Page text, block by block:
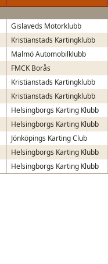
Gislaveds Motorklubb
Kristianstads Kartingklubb
Malmö Automobilklubb
FMCK Borås
Kristianstads Kartingklubb
Kristianstads Kartingklubb
Helsingborgs Karting Klubb
Helsingborgs Karting Klubb
Jönköpings Karting Club
Helsingborgs Karting Klubb
Helsingborgs Karting Klubb